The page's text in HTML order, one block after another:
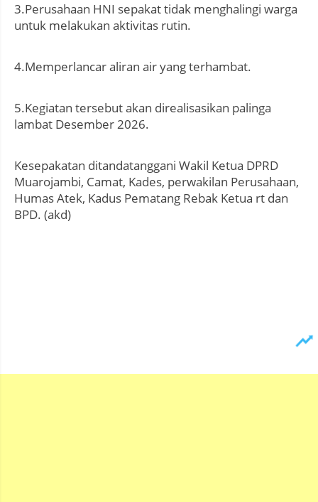
3.Perusahaan HNI sepakat tidak menghalingi warga
untuk melakukan aktivitas rutin.
4.Memperlancar aliran air yang terhambat.
5.Kegiatan tersebut akan direalisasikan palinga
lambat Desember 2026.
Kesepakatan ditandatanggani Wakil Ketua DPRD
Muarojambi, Camat, Kades, perwakilan Perusahaan,
Humas Atek, Kadus Pematang Rebak Ketua rt dan
BPD. (akd)